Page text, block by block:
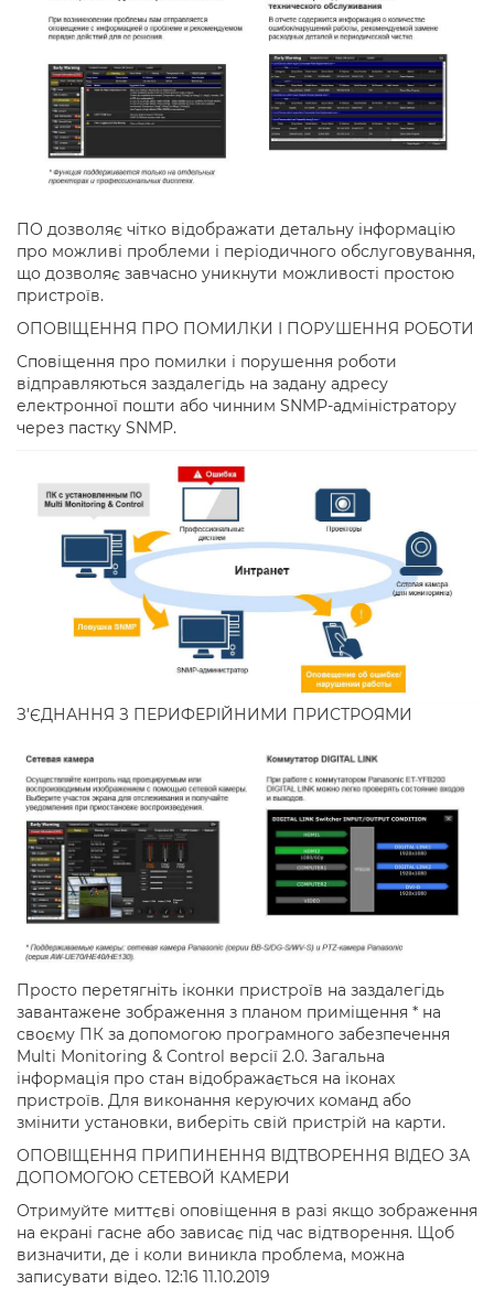
ПО дозволяє чітко відображати детальну інформацію
про можливі проблеми і періодичного обслуговування,
що дозволяє завчасно уникнути можливості простою
пристроїв.
ОПОВІЩЕННЯ ПРО ПОМИЛКИ І ПОРУШЕННЯ РОБОТИ
Сповіщення про помилки і порушення роботи
відправляються заздалегідь на задану адресу
електронної пошти або чинним SNMP-адміністратору
через пастку SNMP.
З'ЄДНАННЯ З ПЕРИФЕРІЙНИМИ ПРИСТРОЯМИ
Просто перетягніть іконки пристроїв на заздалегідь
завантажене зображення з планом приміщення * на
своєму ПК за допомогою програмного забезпечення
Multi Monitoring & Control версії 2.0. Загальна
інформація про стан відображається на іконах
пристроїв. Для виконання керуючих команд або
змінити установки, виберіть свій пристрій на карти.
ОПОВІЩЕННЯ ПРИПИНЕННЯ ВІДТВОРЕННЯ ВІДЕО ЗА
ДОПОМОГОЮ СЕТЕВОЙ КАМЕРИ
Отримуйте миттєві оповіщення в разі якщо зображення
на екрані гасне або зависає під час відтворення. Щоб
визначити, де і коли виникла проблема, можна
записувати відео. 12:16 11.10.2019